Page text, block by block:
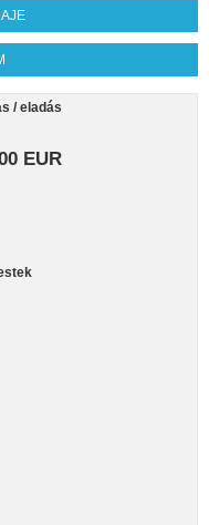
/ eladás
EUR